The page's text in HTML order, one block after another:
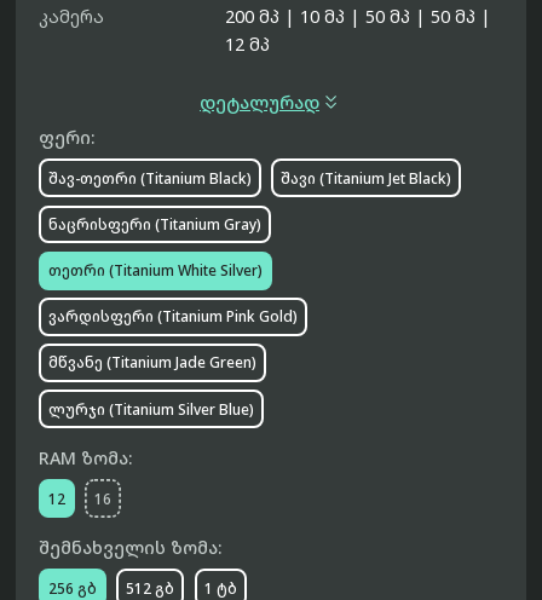
კამერა
200 მპ | 10 მპ | 50 მპ | 50 მპ |
12 მპ
დეტალურად 
ფერი:
შავ-თეთრი (Titanium Black) შავი (Titanium Jet Black)
ნაცრისფერი (Titanium Gray)
თეთრი (Titanium White Silver)
ვარდისფერი (Titanium Pink Gold)
მწვანე (Titanium Jade Green)
ლურჯი (Titanium Silver Blue)
RAM ზომა:
12 16
შემნახველის ზომა:
256 გბ 512 გბ 1 ტბ